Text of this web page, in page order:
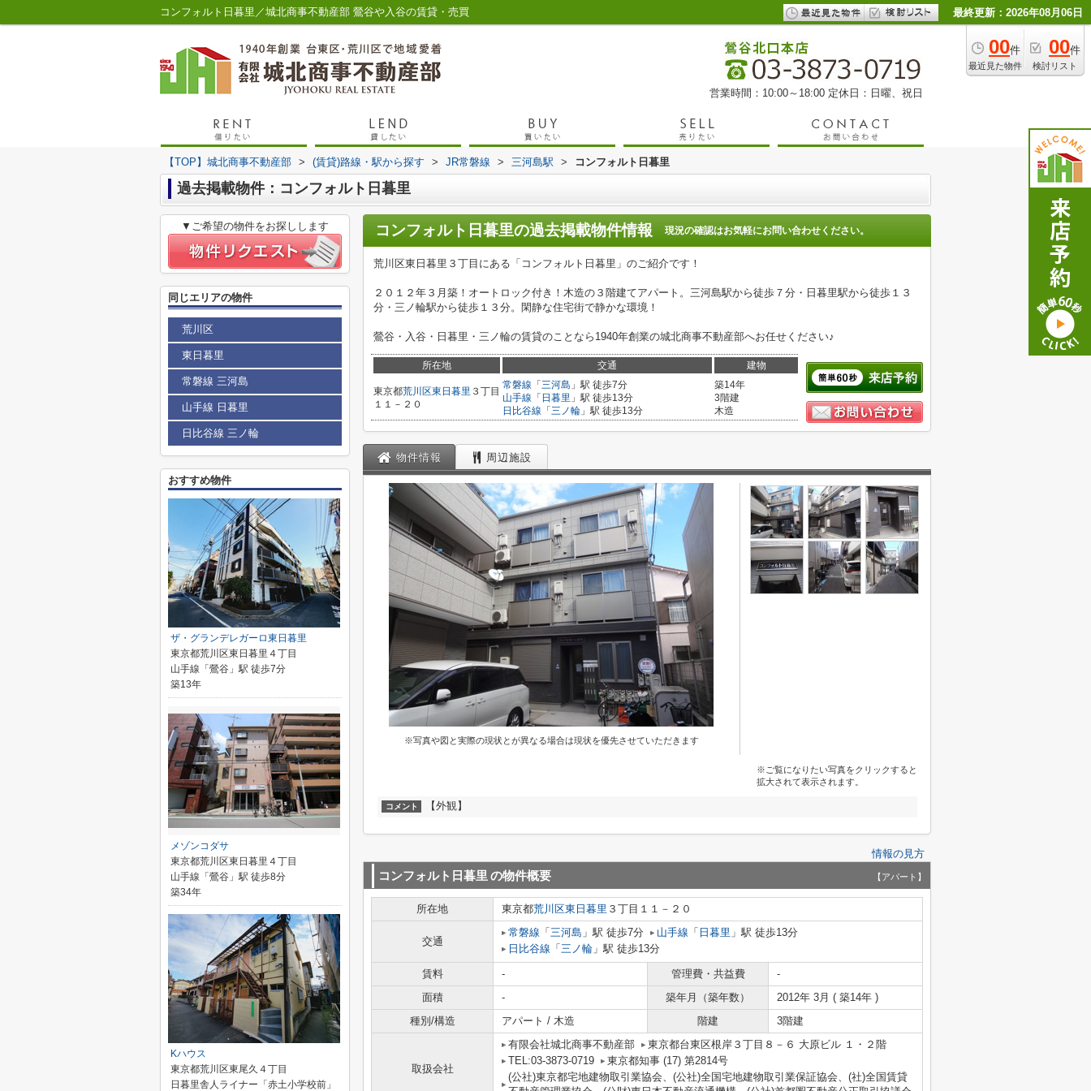
コンフォルト日暮里／城北商事不動産部 鶯谷や入谷の賃貸・売買 最終更新：2026年08月06日
00件
最近見た物件
00件
検討リスト
営業時間：10:00～18:00 定休日：日曜、祝日
【TOP】城北商事不動産部 > (賃貸)路線・駅から探す > JR常磐線 > 三河島駅 > コンフォルト日暮里
過去掲載物件：コンフォルト日暮里
コンフォルト日暮里の過去掲載物件情報 現況の確認はお気軽にお問い合わせください。
荒川区東日暮里３丁目にある「コンフォルト日暮里」のご紹介です！
２０１２年３月築！オートロック付き！木造の３階建てアパート。三河島駅から徒歩７分・日暮里駅から徒歩１３
分・三ノ輪駅から徒歩１３分。閑静な住宅街で静かな環境！
鶯谷・入谷・日暮里・三ノ輪の賃貸のことなら1940年創業の城北商事不動産部へお任せください♪
所在地 交通 建物
東京都荒川区東日暮里 ３丁目
１１－２０
常磐線 「 三河島 」駅 徒歩7分
山手線 「 日暮里 」駅 徒歩13分
日比谷線 「 三ノ輪 」駅 徒歩13分
築14年
3階建
木造
物件情報 周辺施設
※写真や図と実際の現状とが異なる場合は現状を優先させていただきます
※ご覧になりたい写真をクリックすると
拡大されて表示されます。
コメント 【外観】
情報の見方
コンフォルト日暮里 の物件概要 【アパート】
所在地 東京都荒川区東日暮里 ３丁目１１－２０
交通
常磐線 「 三河島 」駅 徒歩7分 山手線 「 日暮里 」駅 徒歩13分
日比谷線 「 三ノ輪 」駅 徒歩13分
賃料 - 管理費・共益費
-
面積
- 築年月（築年数）
2012年 3月 ( 築14年 )
種別/構造
アパート / 木造 階建 3階建
取扱会社
有限会社城北商事不動産部
東京都台東区根岸３丁目８－６ 大原ビル １・２階
TEL:03-3873-0719
東京都知事 (17) 第2814号
(公社)東京都宅地建物取引業協会、(公社)全国宅地建物取引業保証協会、(社)全国賃貸
▼ご希望の物件をお探しします
同じエリアの物件
荒川区
東日暮里
常磐線 三河島
山手線 日暮里
日比谷線 三ノ輪
おすすめ物件
ザ・グランデレガーロ東日暮里
東京都荒川区東日暮里４丁目
山手線「鶯谷」駅 徒歩7分
築13年
メゾンコダサ
東京都荒川区東日暮里４丁目
山手線「鶯谷」駅 徒歩8分
築34年
Kハウス
東京都荒川区東尾久４丁目
日暮里舎人ライナー「赤土小学校前」